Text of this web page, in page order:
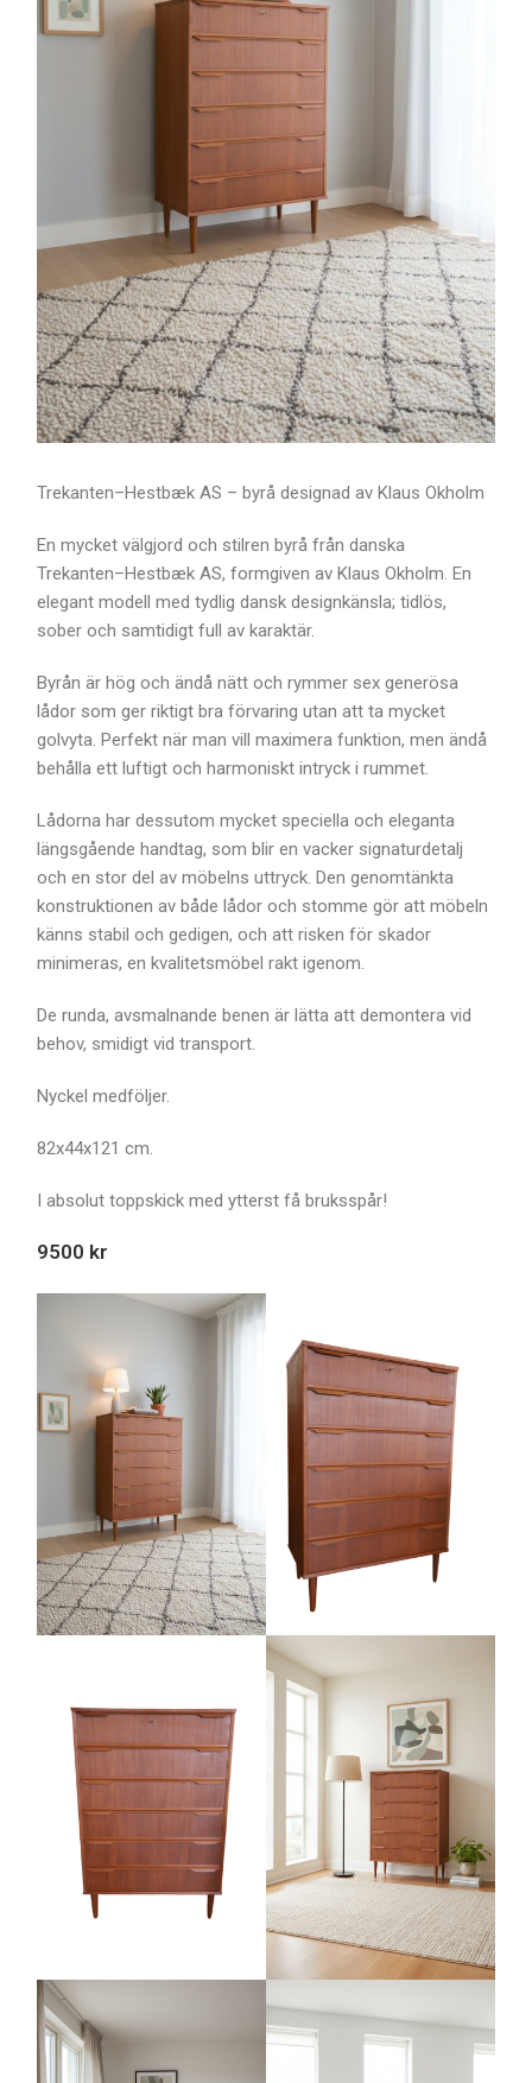
Trekanten–Hestbæk AS – byrå designad av Klaus Okholm
En mycket välgjord och stilren byrå från danska
Trekanten–Hestbæk AS, formgiven av Klaus Okholm. En
elegant modell med tydlig dansk designkänsla; tidlös,
sober och samtidigt full av karaktär.
Byrån är hög och ändå nätt och rymmer sex generösa
lådor som ger riktigt bra förvaring utan att ta mycket
golvyta. Perfekt när man vill maximera funktion, men ändå
behålla ett luftigt och harmoniskt intryck i rummet.
Lådorna har dessutom mycket speciella och eleganta
längsgående handtag, som blir en vacker signaturdetalj
och en stor del av möbelns uttryck. Den genomtänkta
konstruktionen av både lådor och stomme gör att möbeln
känns stabil och gedigen, och att risken för skador
minimeras, en kvalitetsmöbel rakt igenom.
De runda, avsmalnande benen är lätta att demontera vid
behov, smidigt vid transport.
Nyckel medföljer.
82x44x121 cm.
I absolut toppskick med ytterst få bruksspår!
9500 kr